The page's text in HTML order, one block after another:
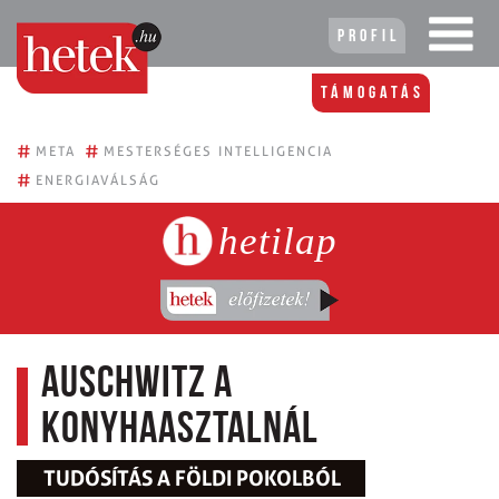
Profil
Támogatás
# META # MESTERSÉGES INTELLIGENCIA
# ENERGIAVÁLSÁG
hetilap
Auschwitz a
konyhaasztalnál
TUDÓSÍTÁS A FÖLDI POKOLBÓL